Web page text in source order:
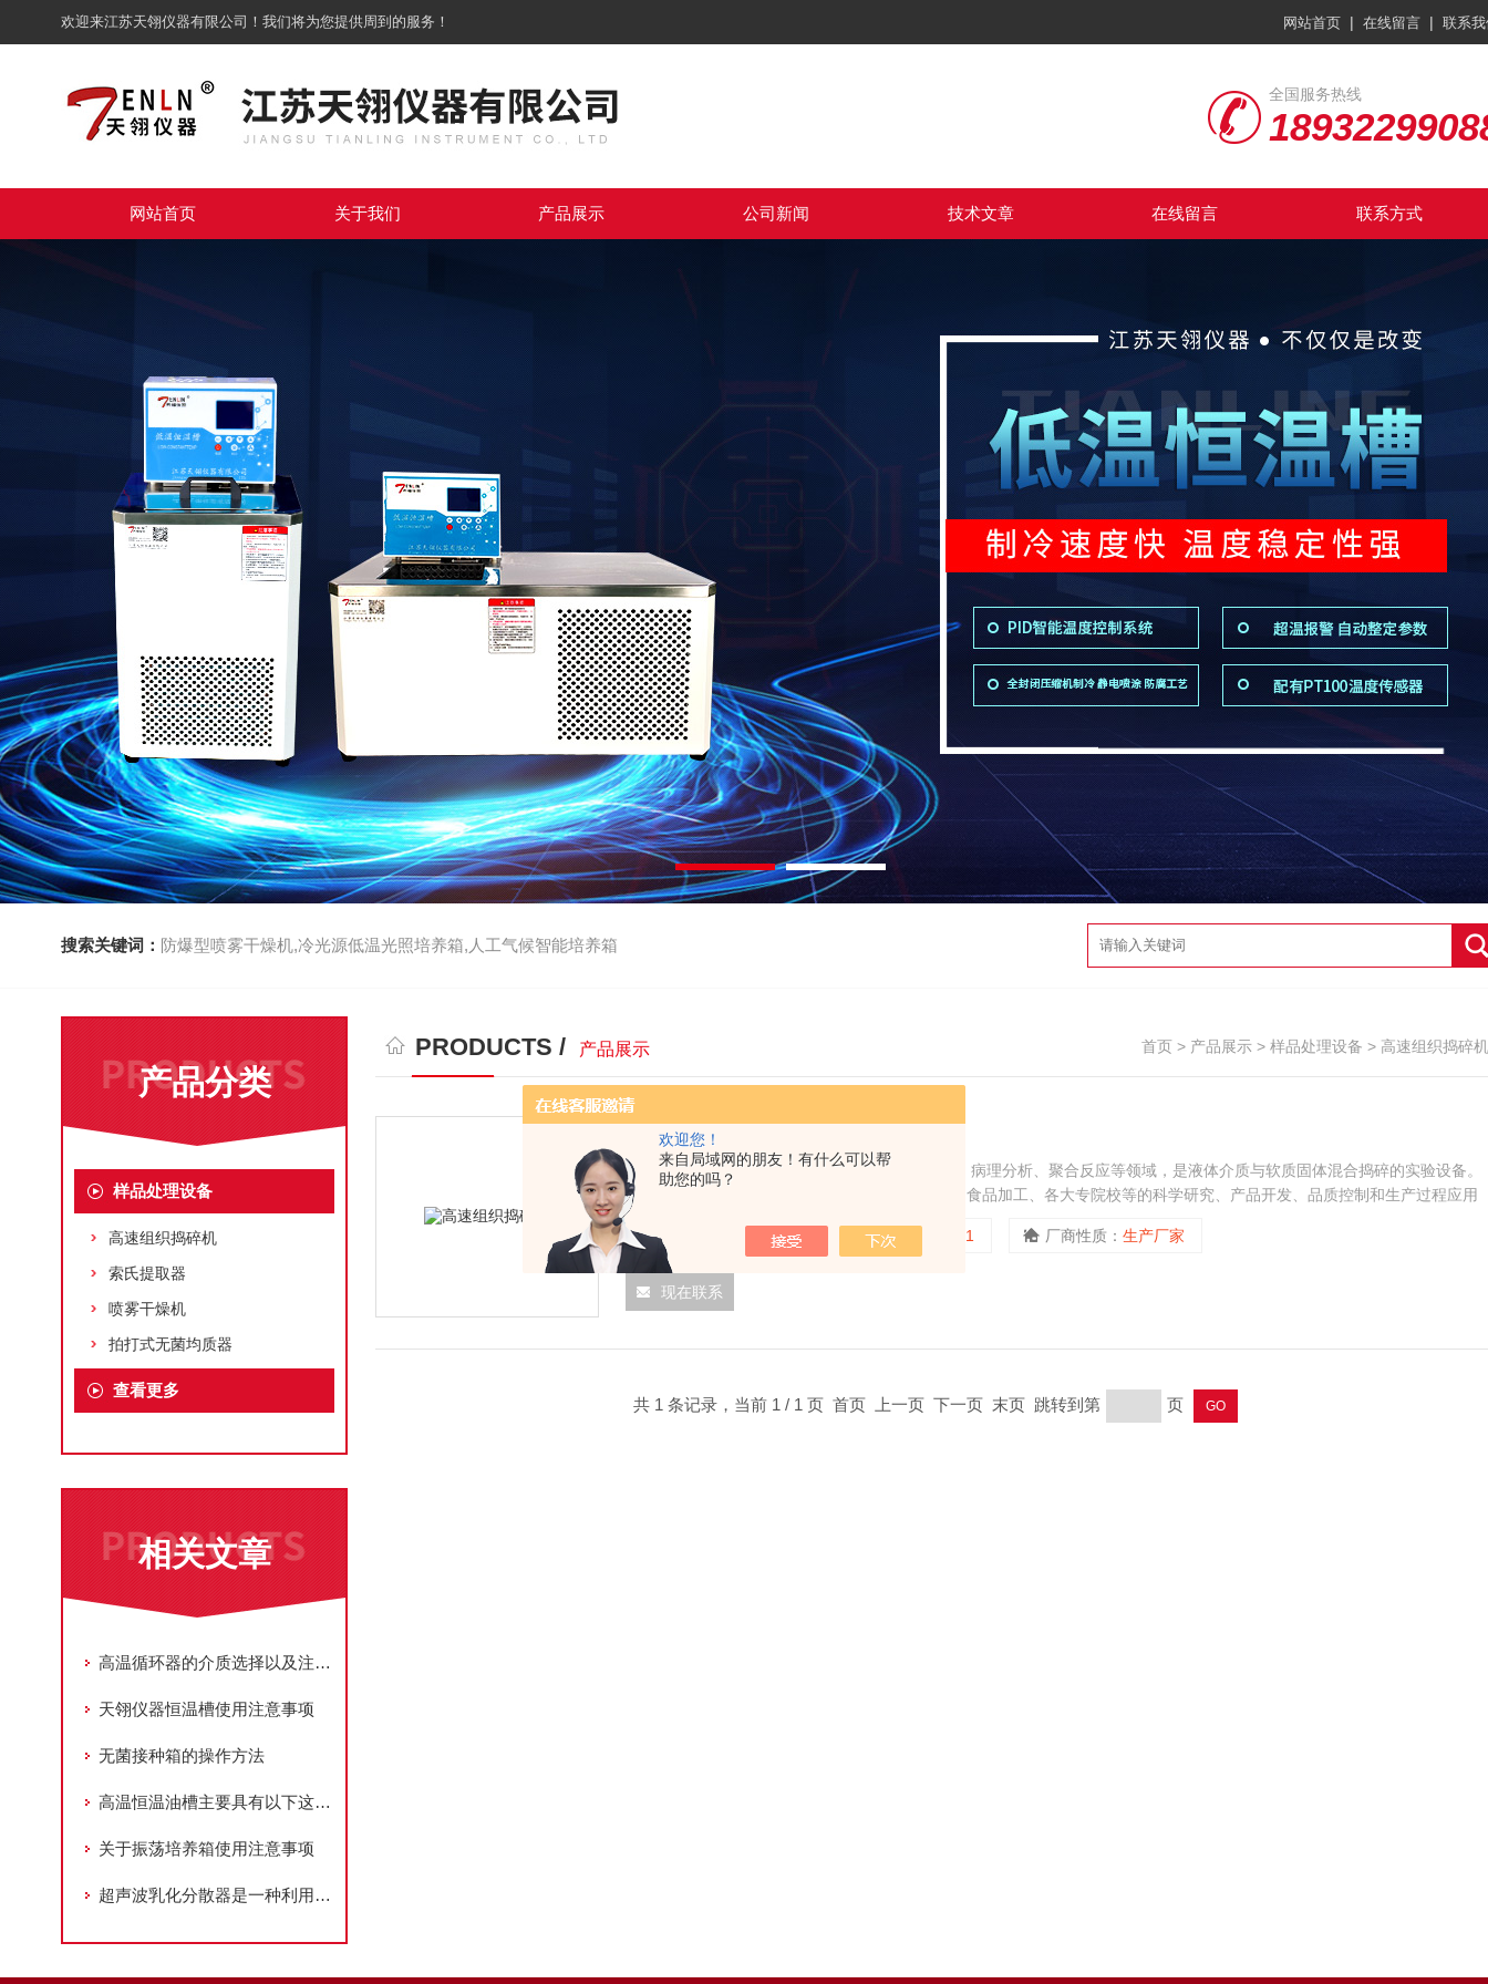
欢迎您！
来自局域网的朋友！有什么可以帮
助您的吗？
欢迎来江苏天翎仪器有限公司！我们将为您提供周到的服务！ 网站首页 | 在线留言 | 联系
全国服务热线
网站首页 关于我们 产品展示 公司新闻 技术文章 在线留言 联系方式
搜索关键词： 防爆型喷雾干燥机,冷光源低温光照培养箱,人工气候智能培养箱
产品分类
样品处理设备
高速组织捣碎机
索氏提取器
喷雾干燥机
拍打式无菌均质器
查看更多
相关文章
高温循环器的介质选择以及注意事项
天翎仪器恒温槽使用注意事项
无菌接种箱的操作方法
高温恒温油槽主要具有以下这些特点
关于振荡培养箱使用注意事项
超声波乳化分散器是一种利用超声波技术进行乳化和分散的设备
PRODUCTS / 产品展示 首页 > 产品展示 > 样品处理设备 > 高速组织捣碎机
高速组织捣碎机
DS-1高速组织捣碎机适用于生物制药、基因研究、病理分析、聚合反应等领域，是液体介质与软质固体混合捣碎的实验设备。
为各医疗单位、生物研究、卫生防疫、化妆用品、食品加工、各大专院校等的科学研究、产品开发、品质控制和生产过程应用
的理想设备。TENLIN品牌DS-1组织捣碎机是目前市场上质量稳定的产品,年销量达一千多台。
2025-07-02 型号： DS-1 厂商性质： 生产厂家
现在联系
共 1 条记录，当前 1 / 1 页 首页 上一页 下一页 末页 跳转到第 页